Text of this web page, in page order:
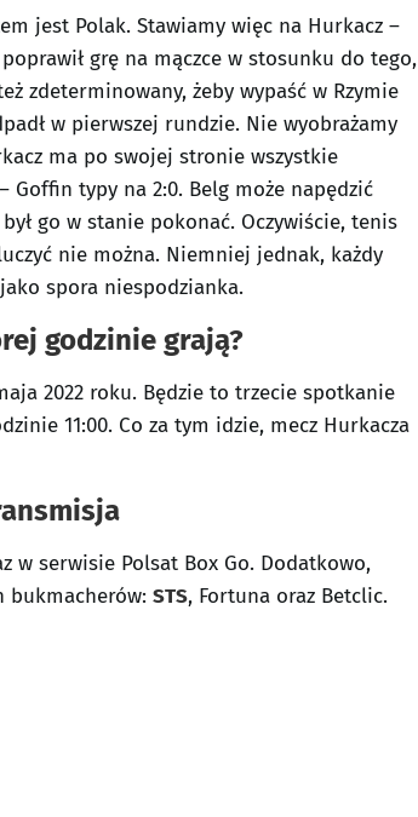
jest Polak. Stawiamy więc na Hurkacz –
grę na mączce w stosunku do tego,
zdeterminowany, żeby wypaść w Rzymie
w pierwszej rundzie. Nie wyobrażamy
ma po swojej stronie wszystkie
Goffin typy na 2:0. Belg może napędzić
go w stanie pokonać. Oczywiście, tenis
nie można. Niemniej jednak, każdy
spora niespodzianka.
godzinie grają?
2022 roku. Będzie to trzecie spotkanie
11:00. Co za tym idzie, mecz Hurkacza
w serwisie Polsat Box Go. Dodatkowo,
bukmacherów: STS, Fortuna oraz Betclic.